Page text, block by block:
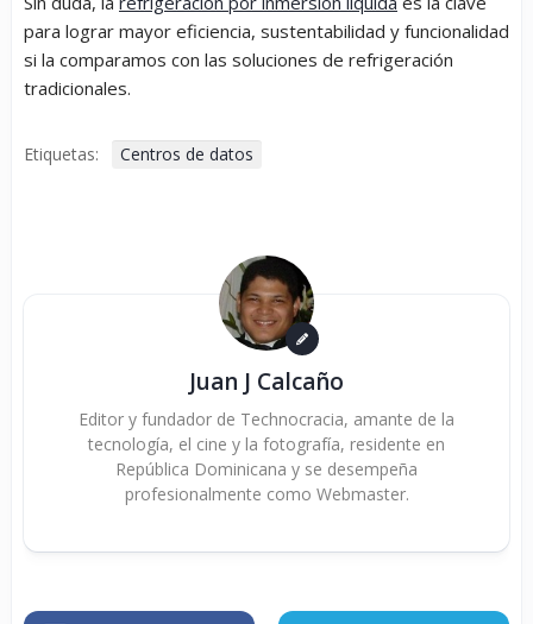
para lograr mayor eficiencia, sustentabilidad y funcionalidad
si la comparamos con las soluciones de refrigeración
tradicionales.
Etiquetas: Centros de datos
Juan J Calcaño
Editor y fundador de Technocracia, amante de la
tecnología, el cine y la fotografía, residente en
República Dominicana y se desempeña
profesionalmente como Webmaster.